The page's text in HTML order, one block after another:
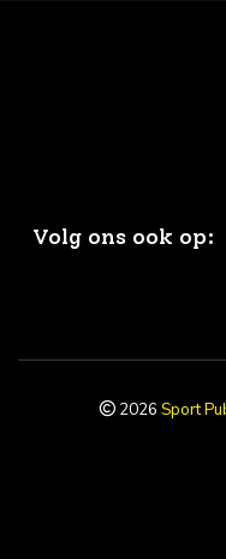
Volg ons ook op:
2026 Sport